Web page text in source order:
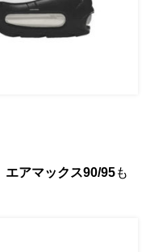
エアマックス90/95も